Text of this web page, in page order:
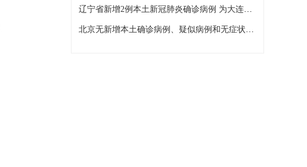
辽宁省新增2例本土新冠肺炎确诊病例 为大连市报告
北京无新增本土确诊病例、疑似病例和无症状感染者